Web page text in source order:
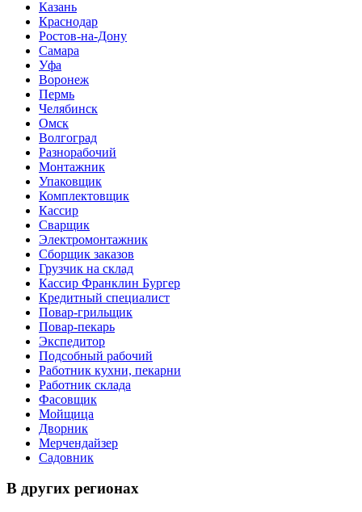
Казань
Краснодар
Ростов-на-Дону
Самара
Уфа
Воронеж
Пермь
Челябинск
Омск
Волгоград
Разнорабочий
Монтажник
Упаковщик
Комплектовщик
Кассир
Сварщик
Электромонтажник
Сборщик заказов
Грузчик на склад
Кассир Франклин Бургер
Кредитный специалист
Повар-грильщик
Повар-пекарь
Экспедитор
Подсобный рабочий
Работник кухни, пекарни
Работник склада
Фасовщик
Мойщица
Дворник
Мерчендайзер
Садовник
В других регионах